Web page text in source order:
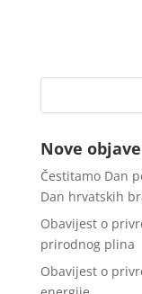
Nove objave
Čestitamo Dan
Dan hrvatskih
Obavijest o
prirodnog plina
Obavijest o